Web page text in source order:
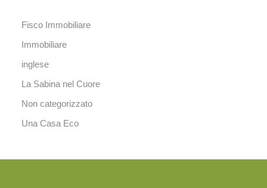
Fisco Immobiliare
Immobiliare
inglese
La Sabina nel Cuore
Non categorizzato
Una Casa Eco